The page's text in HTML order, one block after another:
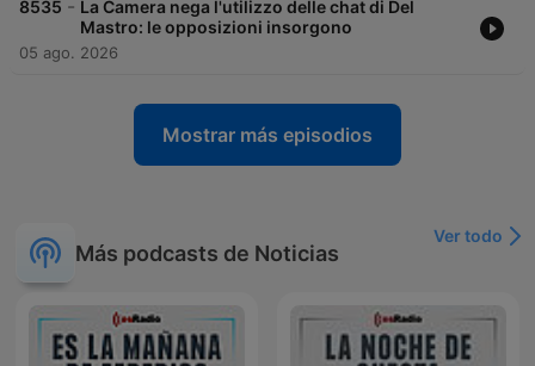
8535 - La Camera nega l'utilizzo delle chat di Del
Mastro: le opposizioni insorgono
05 ago. 2026
Mostrar más episodios
Más podcasts de Noticias
Ver todo